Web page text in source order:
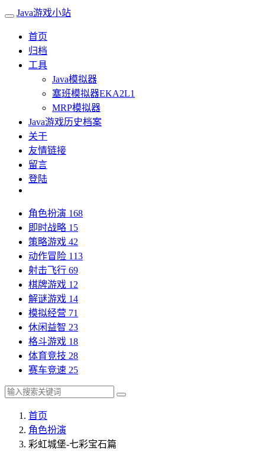
Java游戏小站
首页
归档
工具
Java模拟器
塞班模拟器EKA2L1
MRP模拟器
Java游戏历史档案
关于
友情链接
留言
登陆
角色扮演 168
即时战略 15
策略游戏 42
动作冒险 113
射击飞行 69
棋牌游戏 12
解谜游戏 14
模拟经营 71
休闲益智 23
格斗游戏 18
体育竞技 28
赛车竞速 25
首页
角色扮演
彩虹城堡-七彩宝石篇